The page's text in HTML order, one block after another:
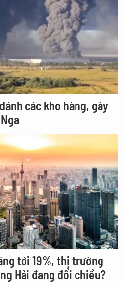
các kho hàng, gây
tới 19%, thị trường
Hải đang đổi chiều?